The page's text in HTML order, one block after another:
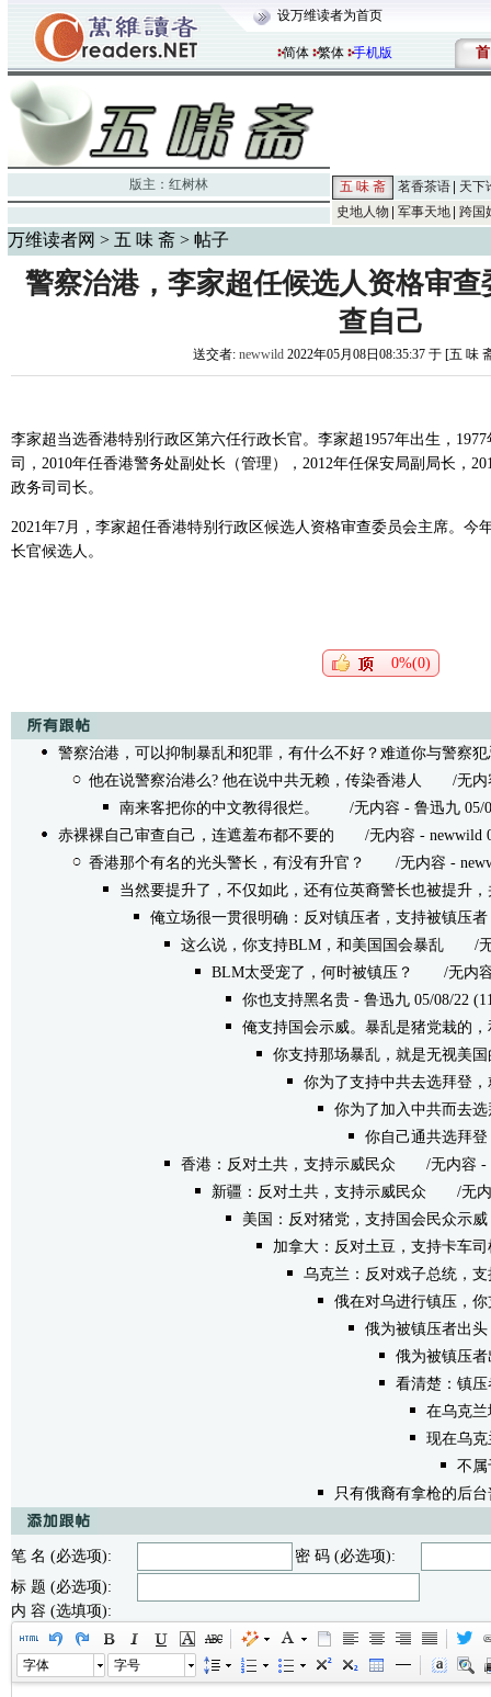
设万维读者为首页
简体 繁体 手机版 首
版主： 红树林 五 味 斋 茗香茶语
天下
史地人物
军事天地 跨国
万维读者网 > 五 味 斋 > 帖子
警察治港，李家超任候选人资格审
查自己
送交者: newwild 2022年05月08日08:35:37 于 [五 味
李家超当选香港特别行政区第六任行政长官。李家超1957年出生，
司，2010年任香港警务处副处长（管理），2012年任保安局副局长，
政务司司长。
2021年7月，李家超任香港特别行政区候选人资格审查委员会主席。今
长官候选人。
0%(0)
警察治港，可以抑制暴乱和犯罪，有什么不好？难道你与警察犯
他在说警察治港么? 他在说中共无赖，传染香港人
/无内容
南来客把你的中文教得很烂。
/无内容 - 鲁迅九 05/
赤裸裸自己审查自己，连遮羞布都不要的 /无内容 - newwild
香港那个有名的光头警长，有没有升官？
/无内容 -
当然要提升了，不仅如此，还有位英裔警长也被提升
俺立场很一贯很明确：反对镇压者，支持被镇压者
这么说，你支持BLM，和美国国会暴乱 /无
BLM太受宠了，何时被镇压？
/无内容 -
你也支持黑名贵 - 鲁迅九 05/08/22
俺支持国会示威。暴乱是猪党栽的
你支持那场暴乱，就是无视美
你为了支持中共去选拜登
你为了加入中共而去
你自己通共选拜登
香港：反对土共，支持示威民众 /无内容 -
新疆：反对土共，支持示威民众 /无内
美国：反对猪党，支持国会民众示威
加拿大：反对土豆，支持卡车
乌克兰：反对戏子总统，
俄在对乌进行镇压，
俄为被镇压者出
俄为被镇压者
看清楚：镇
在乌克兰
现在乌克兰
不属
只有俄裔有拿枪的后
笔 名 (必选项):
密 码 (必选项):
标 题 (必选项):
内 容 (选填项):
字体 字号